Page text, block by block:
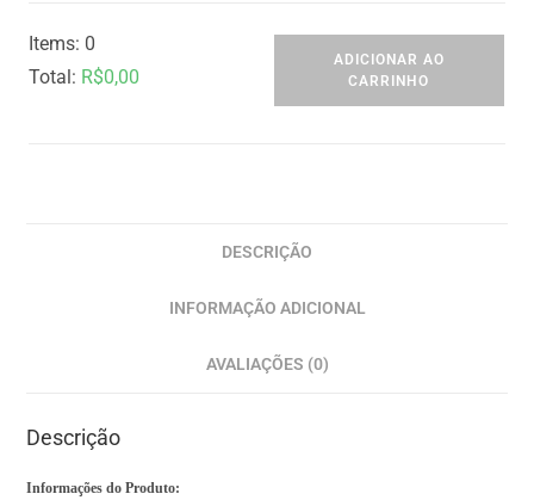
Items: 0
Total: R$0,00
a
l
ADICIONAR AO
CARRINHO
DESCRIÇÃO
INFORMAÇÃO ADICIONAL
AVALIAÇÕES (0)
Descrição
Informações do Produto: